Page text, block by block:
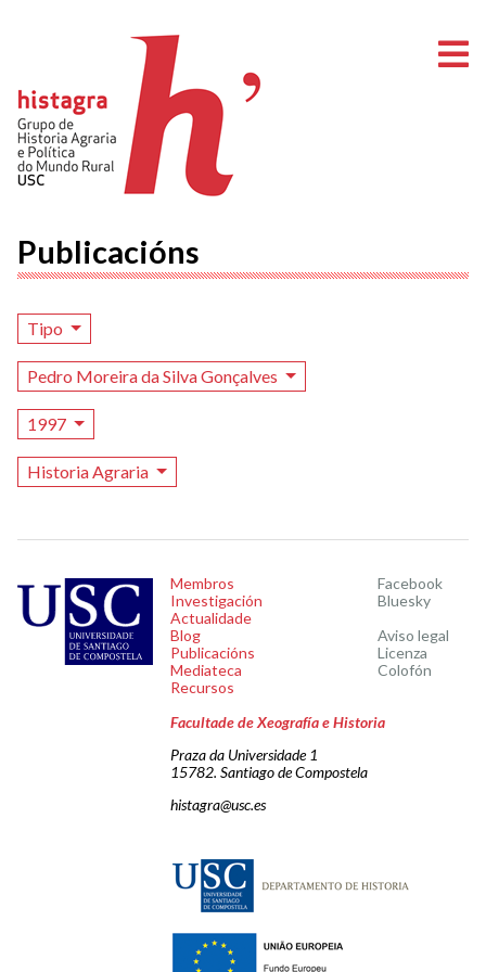
Publicacións
Tipo
Pedro Moreira da Silva Gonçalves
1997
Historia Agraria
Membros
Investigación
Actualidade
Blog
Publicacións
Mediateca
Recursos
Facebook
Bluesky
Aviso legal
Licenza
Colofón
Facultade de Xeografía e Historia
Praza da Universidade 1
15782. Santiago de Compostela
histagra@usc.es